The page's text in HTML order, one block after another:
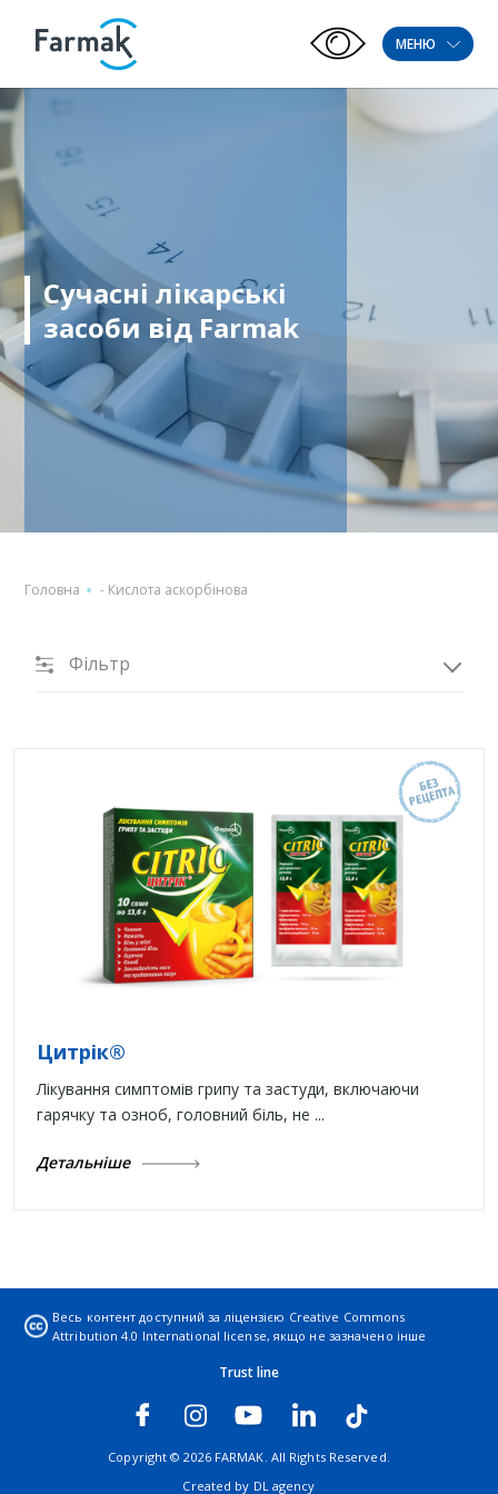
МЕНЮ
Сучасні лікарські
засоби від Farmak
Головна - Кислота аскорбінова
Фільтр
Цитрік®
Лікування симптомів грипу та застуди, включаючи
гарячку та озноб, головний біль, не ...
Детальніше
Весь контент доступний за ліцензією Creative Commons
Attribution 4.0 International license, якщо не зазначено інше
Trust line
Copyright © 2026 FARMAK. All Rights Reserved.
Created by DL agency